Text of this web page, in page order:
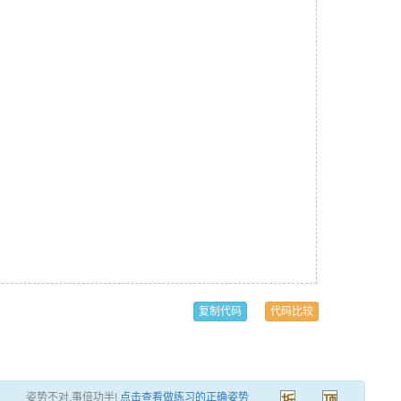
代码比较
复制代码
姿势不对,事倍功半! 点击查看做练习的正确姿势